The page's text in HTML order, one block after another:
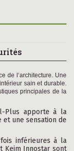
de l‘architecture. Une
sain et durable.
principales de la
Plus apporte à la
et une sensation de
inférieures à la
Keim Innostar sont